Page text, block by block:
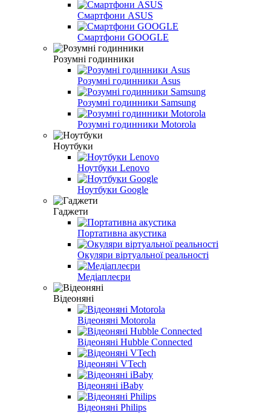
Смартфони ASUS
Смартфони GOOGLE
Розумні годинники
Розумні годинники Asus
Розумні годинники Samsung
Розумні годинники Motorola
Ноутбуки
Ноутбуки Lenovo
Ноутбуки Google
Гаджети
Портативна акустика
Окуляри віртуальної реальності
Медіаплеєри
Відеоняні
Відеоняні Motorola
Відеоняні Hubble Connected
Відеоняні VTech
Відеоняні iBaby
Відеоняні Philips